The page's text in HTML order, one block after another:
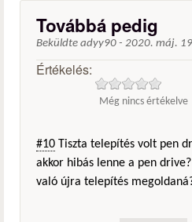
Továbbá pedig
Beküldte adyy90 - 2020. máj.
Értékelés:
Még nincs értékelve
#10 Tiszta telepítés volt pen
akkor hibás lenne a pen
való újra telepítés